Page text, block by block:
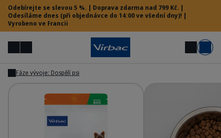
Odebírejte se slevou 5 %. | Doprava zdarma nad 799 Kč. |
Odesíláme dnes (při objednávce do 14:00 ve všední dny)! |
Vyrobeno ve Francii
MenuHledat Můj účet Košík
Fáze vývoje: Dospělí psi